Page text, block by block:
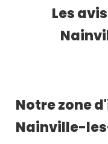
Les
Notre zone
Nainville-